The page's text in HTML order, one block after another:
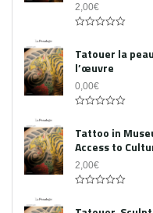
2,00€
out
of
5
Tatouer la
l’œuvre
0,00€
out
of
5
Tattoo in
Access to
2,00€
out